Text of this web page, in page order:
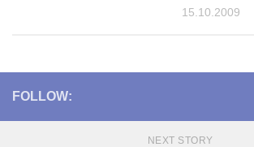
15.10.2009
FOLLOW:
NEXT STORY